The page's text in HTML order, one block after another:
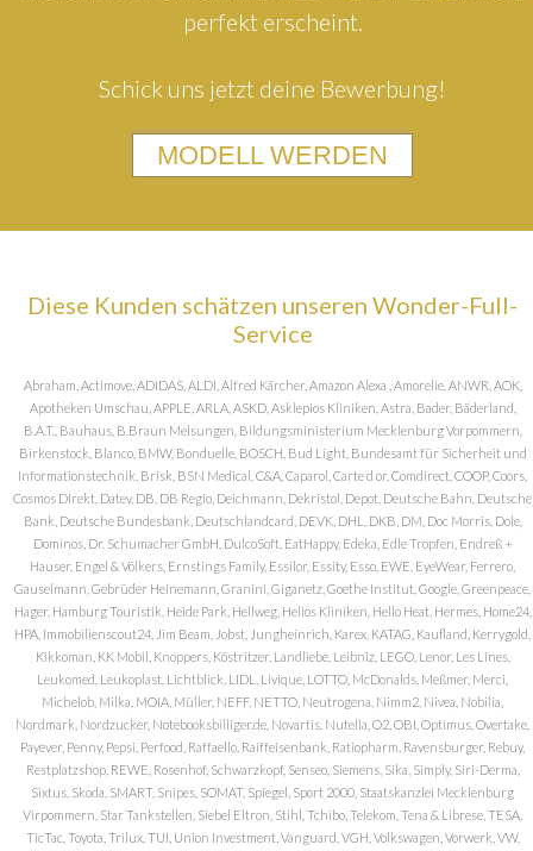
perfekt erscheint.
Schick uns jetzt deine Bewerbung!
MODELL WERDEN
Diese Kunden schätzen unseren Wonder-Full-
Service
Abraham, Actimove, ADIDAS, ALDI, Alfred Kärcher, Amazon Alexa , Amorelie, ANWR, AOK,
Apotheken Umschau, APPLE, ARLA, ASKD, Asklepios Kliniken, Astra, Bader, Bäderland,
B.A.T., Bauhaus, B.Braun Melsungen, Bildungsministerium Mecklenburg Vorpommern,
Birkenstock, Blanco, BMW, Bonduelle, BOSCH, Bud Light, Bundesamt für Sicherheit und
Informationstechnik, Brisk, BSN Medical, C&A, Caparol, Carte d or, Comdirect, COOP, Coors,
Cosmos DIrekt, Datev, DB, DB Regio, Deichmann, Dekristol, Depot, Deutsche Bahn, Deutsche
Bank, Deutsche Bundesbank, Deutschlandcard, DEVK, DHL, DKB, DM, Doc Morris, Dole,
Dominos, Dr. Schumacher GmbH, DulcoSoft, EatHappy, Edeka, Edle Tropfen, Endreß +
Hauser, Engel & Völkers, Ernstings Family, Essilor, Essity, Esso, EWE, EyeWear, Ferrero,
Gauselmann, Gebrüder Heinemann, Granini, Giganetz, Goethe Institut, Google, Greenpeace,
Hager, Hamburg Touristik, Heide Park, Hellweg, Helios Kliniken, Hello Heat, Hermes, Home24,
HPA, Immobilienscout24, Jim Beam, Jobst, Jungheinrich, Karex, KATAG, Kaufland, Kerrygold,
Kikkoman, KK Mobil, Knoppers, Köstritzer, Landliebe, Leibniz, LEGO, Lenor, Les Lines,
Leukomed, Leukoplast, Lichtblick, LIDL, Livique, LOTTO, McDonalds, Meßmer, Merci,
Michelob, Milka, MOIA, Müller, NEFF, NETTO, Neutrogena, Nimm2, Nivea, Nobilia,
Nordmark, Nordzucker, Notebooksbilliger.de, Novartis, Nutella, O2, OBI, Optimus, Overtake,
Payever, Penny, Pepsi, Perfood, Raffaello, Raiffeisenbank, Ratiopharm, Ravensburger, Rebuy,
Restplatzshop, REWE, Rosenhof, Schwarzkopf, Senseo, Siemens, Sika, Simply, Siri-Derma,
Sixtus, Skoda, SMART, Snipes, SOMAT, Spiegel, Sport 2000, Staatskanzlei Mecklenburg
Virpommern, Star Tankstellen, Siebel Eltron, Stihl, Tchibo, Telekom, Tena & Librese, TESA,
TicTac, Toyota, Trilux, TUI, Union Investment, Vanguard, VGH, Volkswagen, Vorwerk, VW,